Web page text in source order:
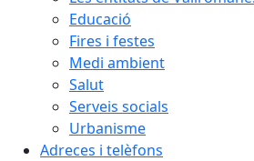
Educació
Fires i festes
Medi ambient
Salut
Serveis socials
Urbanisme
Adreces i telèfons